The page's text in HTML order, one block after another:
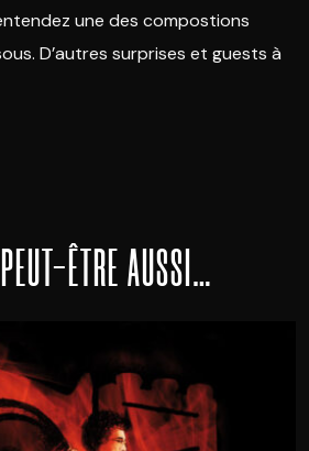
une des compostions
D’autres surprises et guests à
ÊTRE AUSSI…